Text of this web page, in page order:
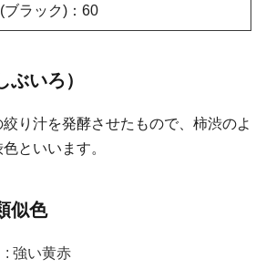
ブラック)：60
いろ）
り汁を発酵させたもので、柿渋のよ
といいます。
似色
: 強い黄赤